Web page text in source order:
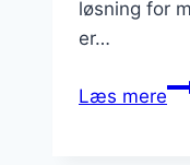
løsning for
er…
Læs mere